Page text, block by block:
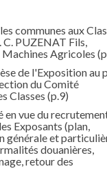
communes aux
PUZENAT Fils,
Machines Agricoles
de l'Exposition au
du Comité
Classes (p.9)
vue du
Exposants (plan,
générale et
douanières,
retour des